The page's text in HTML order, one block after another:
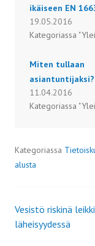
ikäiseen EN
19.05.2016
Kategoriassa
Miten tullaan
11.04.2016
Kategoriassa
Kategoriassa
alusta
Vesistö riskinä
läheisyydessä